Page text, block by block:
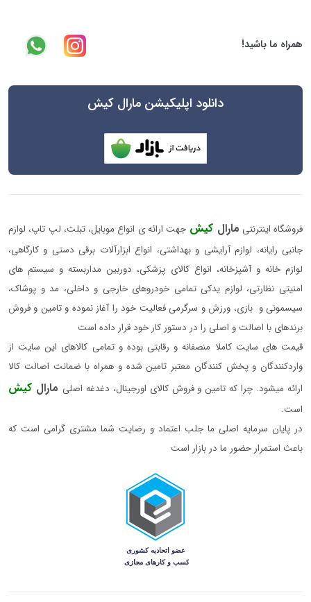
همراه ما باشید!
دانلود اپلیکیشن مارال کیش
فروشگاه اینترنتی مارال کیش جهت ارائه ی انواع موبایل، تبلت، لپ تاپ، لوازم
جانبی رایانه، لوازم آرایشی و بهداشتی، انواع ابزارآلات برقی دستی و کارگاهی،
لوازم خانه و آشپزخانه، انواع کالای پزشکی، دوربین مداربسته و سیستم های
امنیتی نظارتی، لوازم یدکی تمامی خودروهای خارجی و داخلی، مد و پوشاک،
سیسمونی و بازی، ورزش و سرگرمی فعالیت خود را آغاز نموده و تامین و فروش
برندهای با اصالت و اصلی را در دستور کار خود قرار داده است
قیمت های سایت کاملا منصفانه و رقابتی بوده و تمامی کالاهای این سایت از
واردکنندگان و پخش کنندگان معتبر تامین شده و همراه با ضمانت اصالت کالا
ارائه میشود. چرا که تامین و فروش کالای اورجینال، دغدغه اصلی مارال کیش
است.
در پایان سرمایه اصلی ما جلب اعتماد و رضایت شما مشتری گرامی است که
باعث استمرار حضور ما در بازار است